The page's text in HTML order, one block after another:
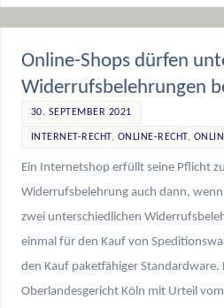
Online-Shops dürfen
Widerrufsbelehrungen
30. SEPTEMBER 2021
INTERNET-RECHT , ONLINE-RECHT ,
Ein Internetshop erfüllt seine Pflicht
Widerrufsbelehrung auch dann,
zwei unterschiedlichen
einmal für den Kauf von
den Kauf paketfähiger Standardware.
Oberlandesgericht Köln mit Urteil